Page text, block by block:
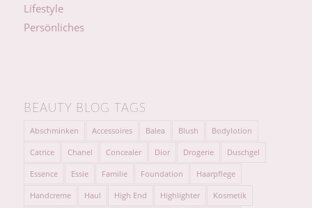
Lifestyle
Persönliches
BEAUTY BLOG TAGS
Abschminken Accessoires Balea Blush Bodylotion
Catrice Chanel Concealer Dior Drogerie Duschgel
Essence Essie Familie Foundation Haarpflege
Handcreme Haul High End Highlighter Kosmetik